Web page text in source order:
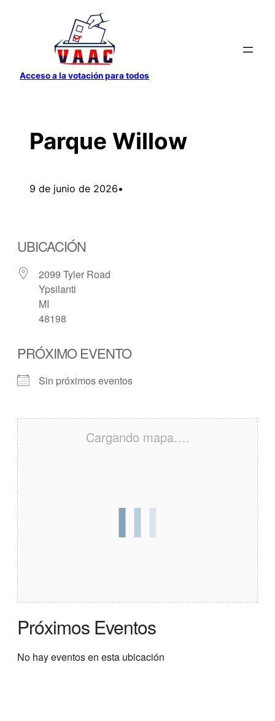
contenido
Acceso a la votación para todos
Parque Willow
9 de junio de 2026•
UBICACIÓN
2099 Tyler Road
Ypsilanti
MI
48198
PRÓXIMO EVENTO
Sin próximos eventos
Cargando mapa….
Próximos Eventos
No hay eventos en esta ubicación